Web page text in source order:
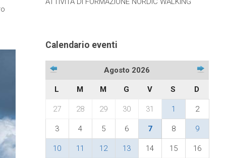
Calendario eventi
Agosto 2026
L M M G V S D
27 28 29 30 31 1 2
3 4 5 6 7 8 9
10 11 12 13 14 15 16